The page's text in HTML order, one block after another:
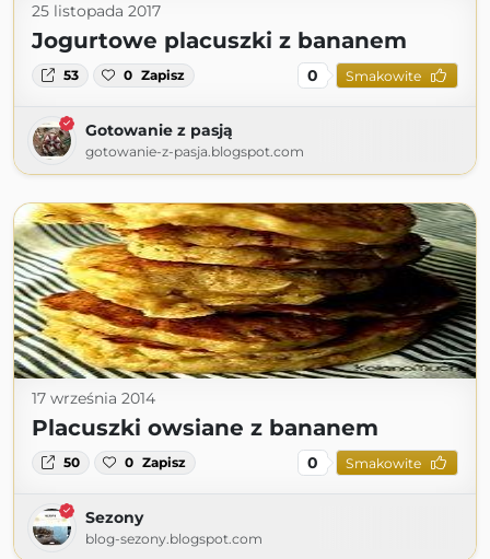
25 listopada 2017
Jogurtowe placuszki z bananem
53 0 Zapisz 0 Smakowite
Gotowanie z pasją
gotowanie-z-pasja.blogspot.com
17 września 2014
Placuszki owsiane z bananem
50 0 Zapisz 0 Smakowite
Sezony
blog-sezony.blogspot.com